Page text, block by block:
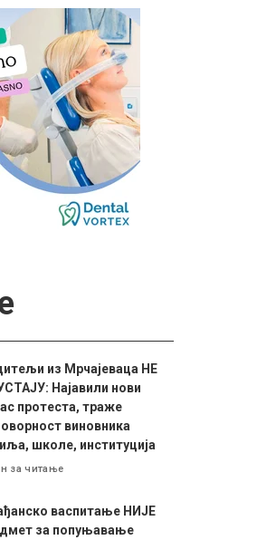
из Мрчајеваца НЕ
Најавили нови
протеста, траже
виновника
школе, институција
за читање
васпитање НИЈЕ
за попуњавање